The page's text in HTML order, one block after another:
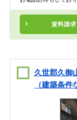
資料請求
久世郡久御
（建築条件